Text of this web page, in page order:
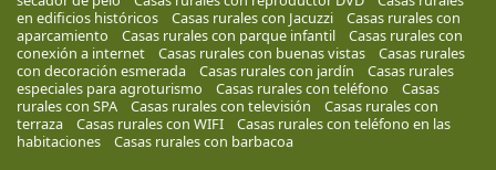
en edificios históricos
Casas rurales con Jacuzzi
Casas rurales con
aparcamiento
Casas rurales con parque infantil
Casas rurales con
conexión a internet
Casas rurales con buenas vistas
Casas rurales
con decoración esmerada
Casas rurales con jardín
Casas rurales
especiales para agroturismo
Casas rurales con teléfono
Casas
rurales con SPA
Casas rurales con televisión
Casas rurales con
terraza
Casas rurales con WIFI
Casas rurales con teléfono en las
habitaciones
Casas rurales con barbacoa